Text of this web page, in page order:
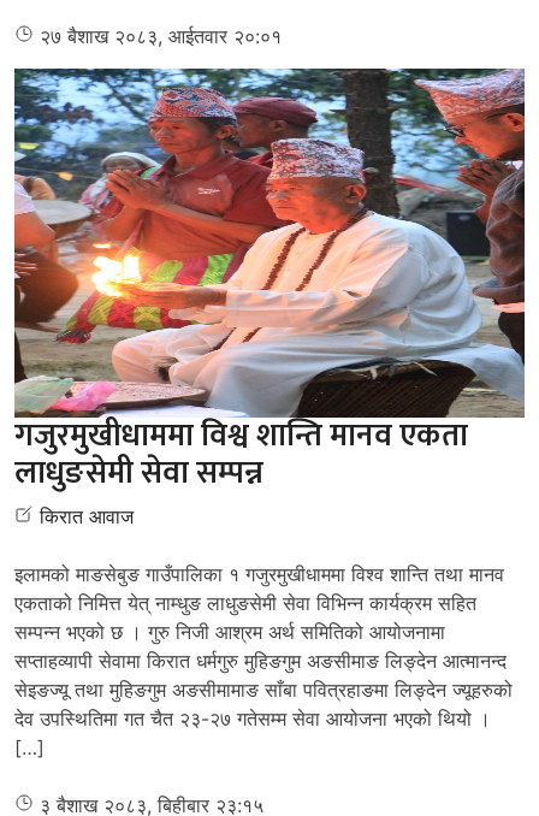
२७ बैशाख २०८३, आईतवार २०:०१
गजुरमुखीधाममा विश्व शान्ति मानव एकता
लाधुङसेमी सेवा सम्पन्न
किरात आवाज
इलामको माङसेबुङ गाउँपालिका १ गजुरमुखीधाममा विश्व शान्ति तथा मानव
एकताको निमित्त येत् नाम्धुङ लाधुङसेमी सेवा विभिन्न कार्यक्रम सहित
सम्पन्न भएको छ । गुरु निजी आश्रम अर्थ समितिको आयोजनामा
सप्ताहव्यापी सेवामा किरात धर्मगुरु मुहिङगुम अङसीमाङ लिङ्देन आत्मानन्द
सेइङज्यू तथा मुहिङगुम अङसीमामाङ साँबा पवित्रहाङमा लिङ्देन ज्यूहरुको
देव उपस्थितिमा गत चैत २३-२७ गतेसम्म सेवा आयोजना भएको थियो ।
[…]
३ बैशाख २०८३, बिहीबार २३:१५